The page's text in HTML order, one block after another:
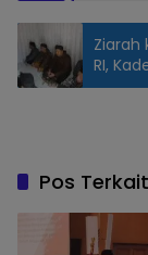
Ziarah
RI,
Rutin
Pos Terkait